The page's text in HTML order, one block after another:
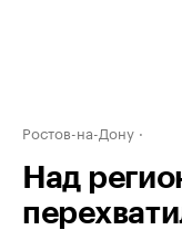
Ростов-на-Дону
Над